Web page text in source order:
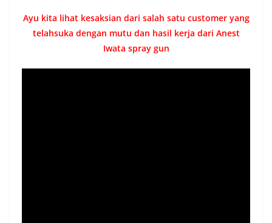
Ayu kita lihat kesaksian dari salah satu customer yang
telahsuka dengan mutu dan hasil kerja dari Anest
Iwata spray gun